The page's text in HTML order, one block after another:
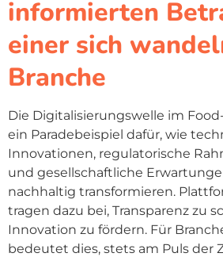
informierten
einer sich
Branche
Die Digitalisierungswelle im
ein Paradebeispiel dafür, wie
Innovationen, regulatorische
und gesellschaftliche
nachhaltig transformieren.
tragen dazu bei, Transparenz zu
Innovation zu fördern. Für
bedeutet dies, stets am Puls der